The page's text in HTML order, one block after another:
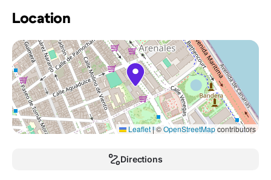
Location
Leaflet|©OpenStreetMapcontributors
Directions